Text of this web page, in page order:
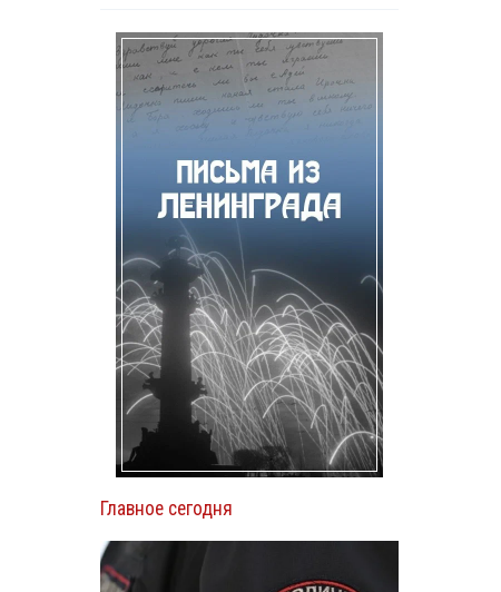
Главное сегодня